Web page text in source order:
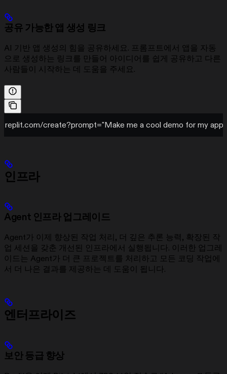
공유 가능한 앱 생성 링크
AI 기반 앱 생성의 힘을 공유하세요. 프롬프트에서 앱을 자동
으로 생성하는 링크를 만들어 아이디어를 쉽게 공유하고 다른
사람들이 시작하는 데 도움을 주세요.
replit.com/create?prompt="Make me a cool demo for my app
인프라
Agent 인프라 업그레이드
Agent가 이제 향상된 작업 처리, 더 깊은 추론 능력, 확장된 작
업 세션을 갖춘 개선된 인프라에서 실행됩니다. 이러한 업그레
이드는 Agent가 더 큰 프로젝트를 처리하고 모든 코딩 작업에
서 더 나은 결과를 제공하는 데 도움이 됩니다.
엔터프라이즈
보안 등급 향상